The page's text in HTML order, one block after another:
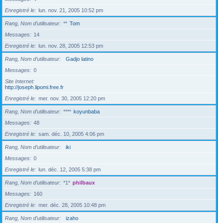
Enregistré le
lun. nov. 21, 2005 10:52 pm
Rang, Nom d’utilisateur ** Tom
Messages
14
Enregistré le
lun. nov. 28, 2005 12:53 pm
Rang, Nom d’utilisateur
Gadjo latino
Messages
0
Site Internet
http://joseph.lipomi.free.fr
Enregistré le
mer. nov. 30, 2005 12:20 pm
Rang, Nom d’utilisateur **** koyunbaba
Messages
48
Enregistré le
sam. déc. 10, 2005 4:06 pm
Rang, Nom d’utilisateur
iki
Messages
0
Enregistré le
lun. déc. 12, 2005 5:38 pm
Rang, Nom d’utilisateur *1* philbaux
Messages
160
Enregistré le
mer. déc. 28, 2005 10:48 pm
Rang, Nom d’utilisateur
izaho